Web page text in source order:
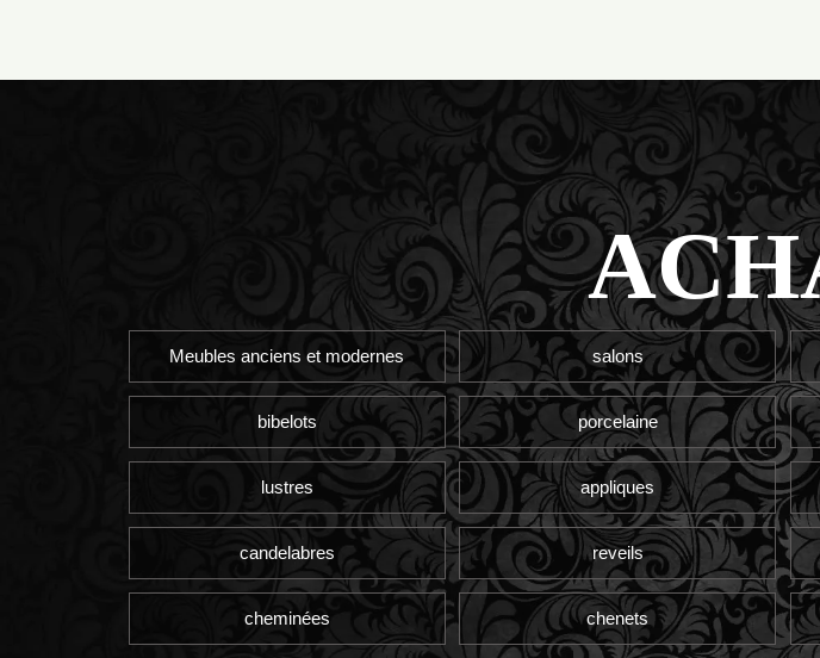
Meubles anciens et modernes salons
bibelots porcelaine
lustres appliques
candelabres reveils
cheminées chenets